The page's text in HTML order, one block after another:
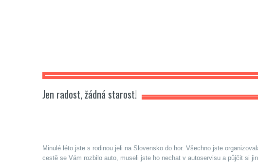
Jen radost, žádná starost!
Minulé léto jste s rodinou jeli na Slovensko do hor. Všechno jste
cestě se Vám rozbilo auto, museli jste ho nechat v autoservisu a půjčit si